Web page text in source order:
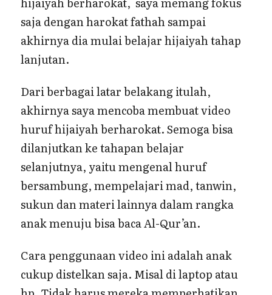
saja dengan harokat fathah sampai
akhirnya dia mulai belajar hijaiyah tahap
lanjutan.
Dari berbagai latar belakang itulah,
akhirnya saya mencoba membuat video
huruf hijaiyah berharokat. Semoga bisa
dilanjutkan ke tahapan belajar
selanjutnya, yaitu mengenal huruf
bersambung, mempelajari mad, tanwin,
sukun dan materi lainnya dalam rangka
anak menuju bisa baca Al-Qur’an.
Cara penggunaan video ini adalah anak
cukup distelkan saja. Misal di laptop atau